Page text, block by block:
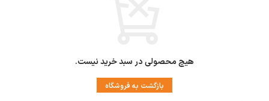
هیچ محصولی در سبد خرید نیست.
بازگشت به فروشگاه